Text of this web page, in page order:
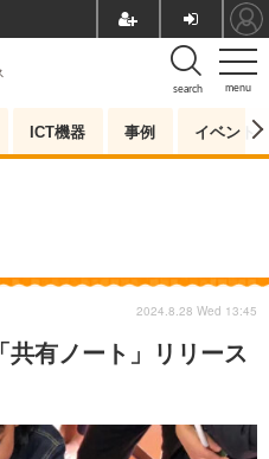
menu
search
ICT機器 事例 イベント
共有ノート」リリース
2024.8.28 Wed 13:45